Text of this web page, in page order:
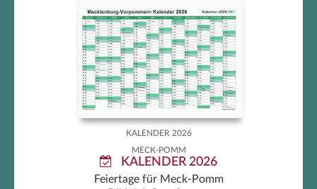
Meck-Pomm Kalender 2026
KALENDER 2026
MECK-POMM
KALENDER 2026
Feiertage für Meck-Pomm